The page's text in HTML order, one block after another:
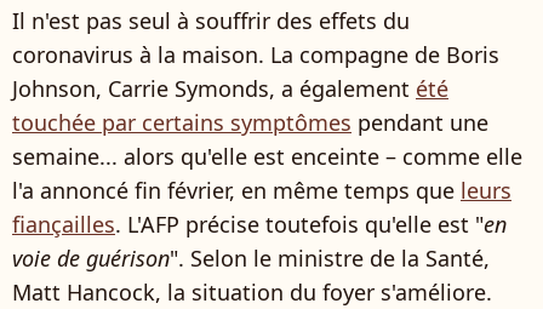
Il n'est pas seul à souffrir des effets du
coronavirus à la maison. La compagne de Boris
Johnson, Carrie Symonds, a également été
touchée par certains symptômes pendant une
semaine... alors qu'elle est enceinte – comme elle
l'a annoncé fin février, en même temps que leurs
fiançailles. L'AFP précise toutefois qu'elle est "en
voie de guérison". Selon le ministre de la Santé,
Matt Hancock, la situation du foyer s'améliore.